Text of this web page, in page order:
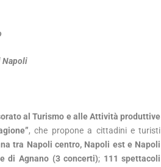
Napoli
al Turismo e alle Attività produttive
, che propone a cittadini e turisti
tra Napoli centro, Napoli est e Napoli
di Agnano (3 concerti); 111 spettacoli